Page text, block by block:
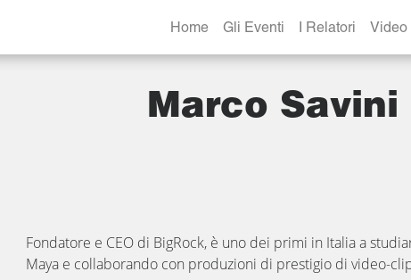
Home Gli Eventi I Relatori Video
Marco Savini
Fondatore e CEO di BigRock, è uno dei primi in Italia a
Maya e collaborando con produzioni di prestigio di video-